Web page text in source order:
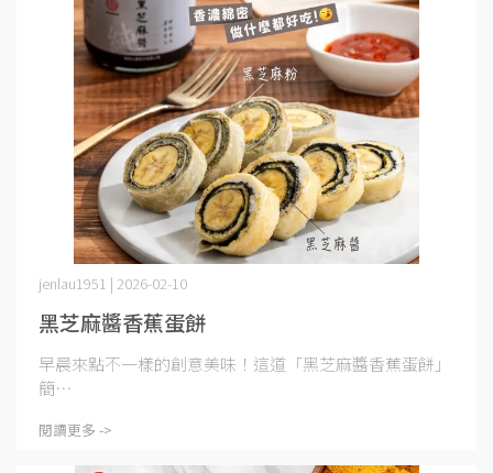
黑芝麻醬香蕉蛋餅
jenlau1951 | 2026-02-10
早晨來點不一樣的創意美味！這道「黑芝麻醬香蕉蛋餅」
簡⋯
閱讀更多 ->